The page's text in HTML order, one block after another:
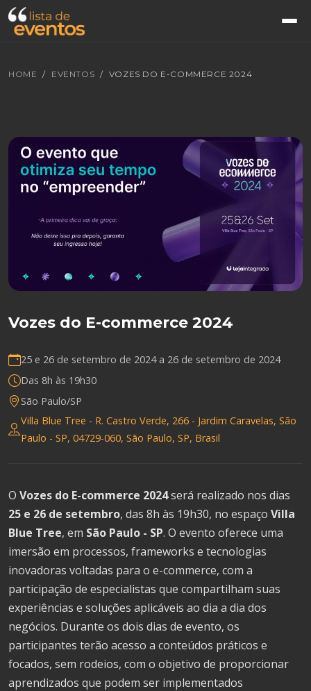
HOME EVENTOS VOZES DO E-COMMERCE 2024
Vozes do E-commerce 2024
25 e 26 de setembro de 2024 a 26 de setembro de 2024
Das 8h às 19h30
São Paulo/SP
Villa Blue Tree - R. Castro Verde, 266 - Jardim Caravelas, São
Paulo - SP, 04729-060, São Paulo, SP, Brasil
O Vozes do E-commerce 2024será realizado nos dias
25 e 26 de setembro, das 8h às 19h30, no espaço Villa
Blue Tree, em São Paulo - SP. O evento oferece uma
imersão em processos, frameworks e tecnologias
inovadoras voltadas para o e-commerce, com a
participação de especialistas que compartilham suas
experiências e soluções aplicáveis ao dia a dia dos
negócios. Durante os dois dias de evento, os
participantes terão acesso a conteúdos práticos e
focados, sem rodeios, com o objetivo de proporcionar
aprendizados que podem ser implementados